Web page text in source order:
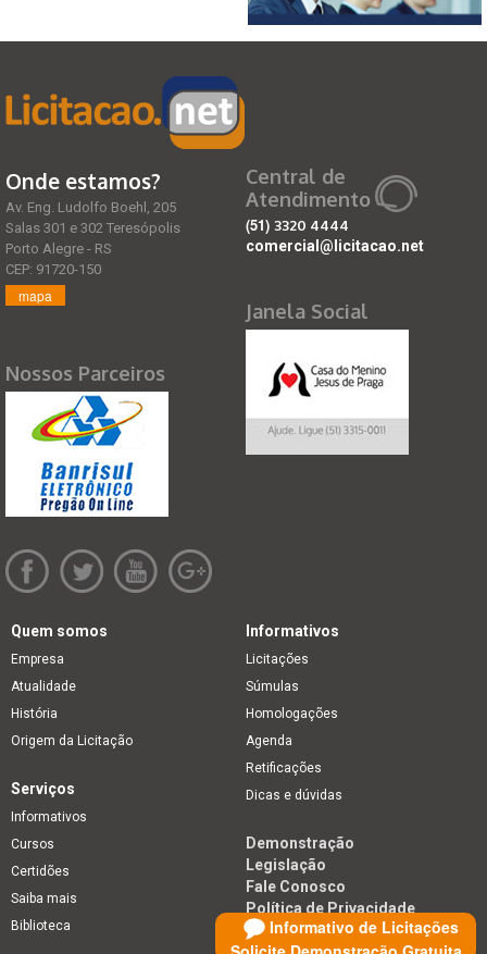
Informativo de Licitações
Onde estamos?
Av. Eng. Ludolfo Boehl, 205
Salas 301 e 302 Teresópolis
Porto Alegre - RS
CEP: 91720-150
mapa
Nossos Parceiros
Central de
Atendimento
(51) 3320 4444
comercial@licitacao.net
Janela Social
Quem somos
Empresa
Atualidade
História
Origem da Licitação
Informativos
Licitações
Súmulas
Homologações
Agenda
Retificações
Dicas e dúvidas
Serviços
Informativos
Cursos
Certidões
Saiba mais
Biblioteca
Demonstração
Legislação
Fale Conosco
Política de Privacidade